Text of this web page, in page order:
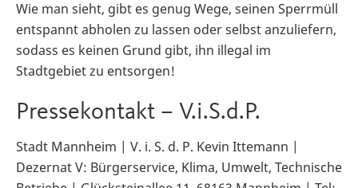
Wie man sieht, gibt es genug Wege, seinen Sperrmüll
entspannt abholen zu lassen oder selbst anzuliefern,
sodass es keinen Grund gibt, ihn illegal im
Stadtgebiet zu entsorgen!
Pressekontakt – V.i.S.d.P.
Stadt Mannheim | V. i. S. d. P. Kevin Ittemann |
Dezernat V: Bürgerservice, Klima, Umwelt, Technische